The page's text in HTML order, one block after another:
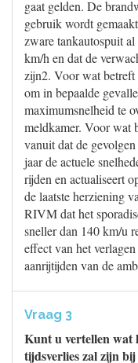
gaat gelden. De
gebruik wordt
zware tankautospuit
km/h en dat de
zijn2. Voor wat betreft
om in bepaalde
maximumsnelheid te
meldkamer. Voor wat
vanuit dat de
jaar de actuele
rijden en actualiseert
de laatste herziening
RIVM dat het
sneller dan 140 km/u
effect van het
aanrijtijden van de
Vraag 3
Kunt u vertellen wat
tijdsverlies zal zijn